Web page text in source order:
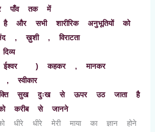
पाँव तक में
है और सभी शारीरिक अनुभूतियों को
,ख़ुशी ,विराटता
दिव्य
ईश्वर ) कहकर ,मानकर
,स्वीकार
सुख दुःख से ऊपर उठ जाता है
करीब से जानने
धीरे धीरे मेरी माया का ज्ञान होने